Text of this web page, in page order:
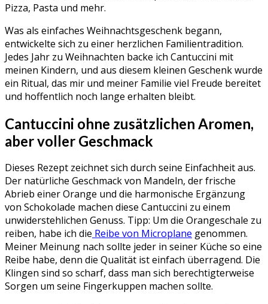
Pizza, Pasta und mehr.
Was als einfaches Weihnachtsgeschenk begann,
entwickelte sich zu einer herzlichen Familientradition.
Jedes Jahr zu Weihnachten backe ich Cantuccini mit
meinen Kindern, und aus diesem kleinen Geschenk wurde
ein Ritual, das mir und meiner Familie viel Freude bereitet
und hoffentlich noch lange erhalten bleibt.
Cantuccini ohne zusätzlichen Aromen,
aber voller Geschmack
Dieses Rezept zeichnet sich durch seine Einfachheit aus.
Der natürliche Geschmack von Mandeln, der frische
Abrieb einer Orange und die harmonische Ergänzung
von Schokolade machen diese Cantuccini zu einem
unwiderstehlichen Genuss. Tipp: Um die Orangeschale zu
reiben, habe ich die Reibe von Microplane genommen.
Meiner Meinung nach sollte jeder in seiner Küche so eine
Reibe habe, denn die Qualität ist einfach überragend. Die
Klingen sind so scharf, dass man sich berechtigterweise
Sorgen um seine Fingerkuppen machen sollte.